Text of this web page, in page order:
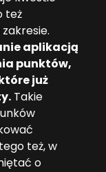
też
aplikacją
punktów,
już
Takie
też, w
o